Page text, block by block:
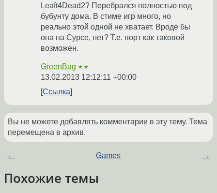
Leaft4Dead2? Перебрался полностью под
бубунту дома. В стиме игр много, но
реально этой одной не хватает. Вроде бы
она на Сурсе, нет? Т.е. порт как таковой
возможен.
GreenBag ★★
13.02.2013 12:12:11 +00:00
Ссылка
Вы не можете добавлять комментарии в эту тему. Тема
перемещена в архив.
← Games →
Похожие темы